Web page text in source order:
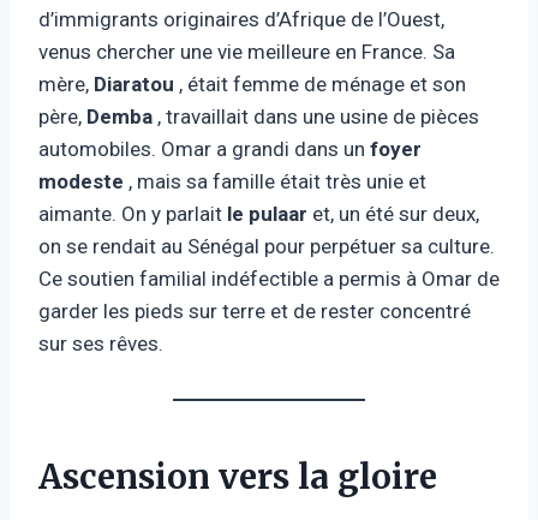
d’immigrants originaires d’Afrique de l’Ouest,
venus chercher une vie meilleure en France. Sa
mère, Diaratou , était femme de ménage et son
père, Demba , travaillait dans une usine de pièces
automobiles. Omar a grandi dans un foyer
modeste , mais sa famille était très unie et
aimante. On y parlait le pulaar et, un été sur deux,
on se rendait au Sénégal pour perpétuer sa culture.
Ce soutien familial indéfectible a permis à Omar de
garder les pieds sur terre et de rester concentré
sur ses rêves.
Ascension vers la gloire